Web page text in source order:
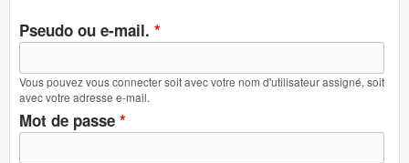
Pseudo ou e-mail. *
Vous pouvez vous connecter soit avec votre nom d'utilisateur assigné, soit
avec votre adresse e-mail.
Mot de passe *